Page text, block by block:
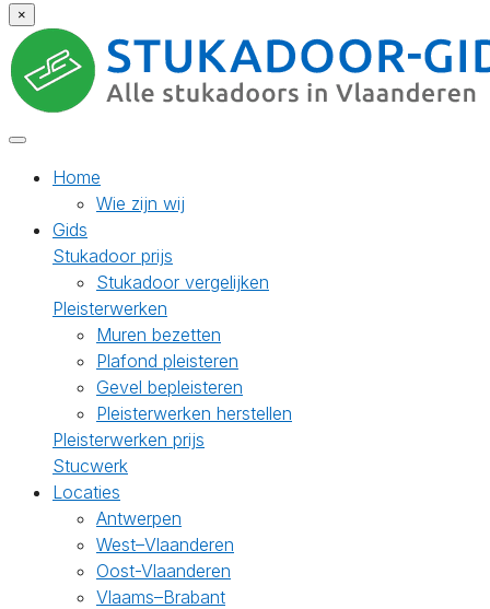
×
Home
Wie zijn wij
Gids
Stukadoor prijs
Stukadoor vergelijken
Pleisterwerken
Muren bezetten
Plafond pleisteren
Gevel bepleisteren
Pleisterwerken herstellen
Pleisterwerken prijs
Stucwerk
Locaties
Antwerpen
West–Vlaanderen
Oost-Vlaanderen
Vlaams–Brabant